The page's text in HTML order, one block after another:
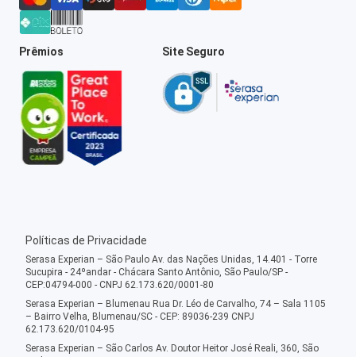
Prêmios Site Seguro
Políticas de Privacidade
Serasa Experian – São Paulo Av. das Nações Unidas, 14.401 - Torre
Sucupira - 24ºandar - Chácara Santo Antônio, São Paulo/SP -
CEP:04794-000 - CNPJ 62.173.620/0001-80
Serasa Experian – Blumenau Rua Dr. Léo de Carvalho, 74 – Sala 1105
– Bairro Velha, Blumenau/SC - CEP: 89036-239 CNPJ
62.173.620/0104-95
Serasa Experian – São Carlos Av. Doutor Heitor José Reali, 360, São